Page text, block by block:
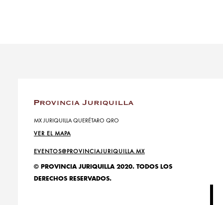
MX JURIQUILLA QUERÉTARO QRO
VER EL MAPA
EVENTOS@PROVINCIAJURIQUILLA.MX
© PROVINCIA JURIQUILLA 2020. TODOS LOS
DERECHOS RESERVADOS.